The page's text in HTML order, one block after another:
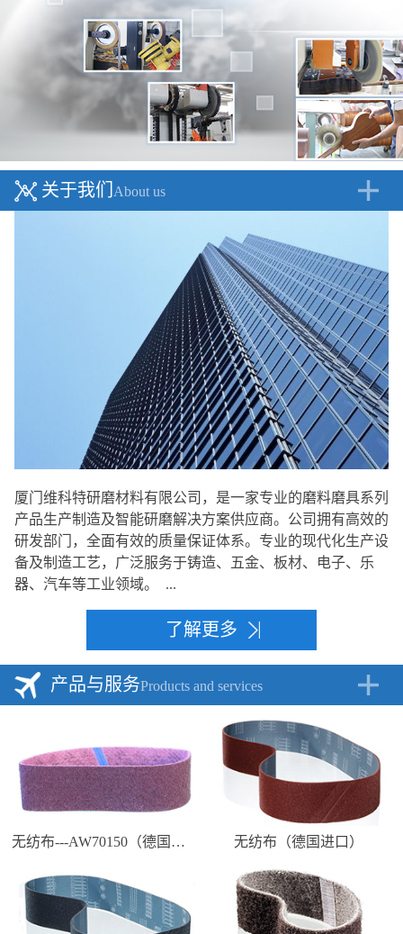
关于我们 About us
厦门维科特研磨材料有限公司，是一家专业的磨料磨具系列
产品生产制造及智能研磨解决方案供应商。公司拥有高效的
研发部门，全面有效的质量保证体系。专业的现代化生产设
备及制造工艺，广泛服务于铸造、五金、板材、电子、乐
器、汽车等工业领域。 ...
了解更多
产品与服务Products and services
无纺布---AW70150（德国进口） 无纺布（德国进口）